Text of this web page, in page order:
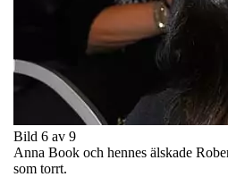
Bild 6 av 9
Anna Book och hennes älskade
som torrt.